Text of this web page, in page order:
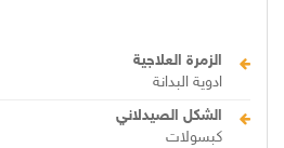
الزمرة العلاجية
ادوية البدانة
الشكل الصيدلاني
كبسولات